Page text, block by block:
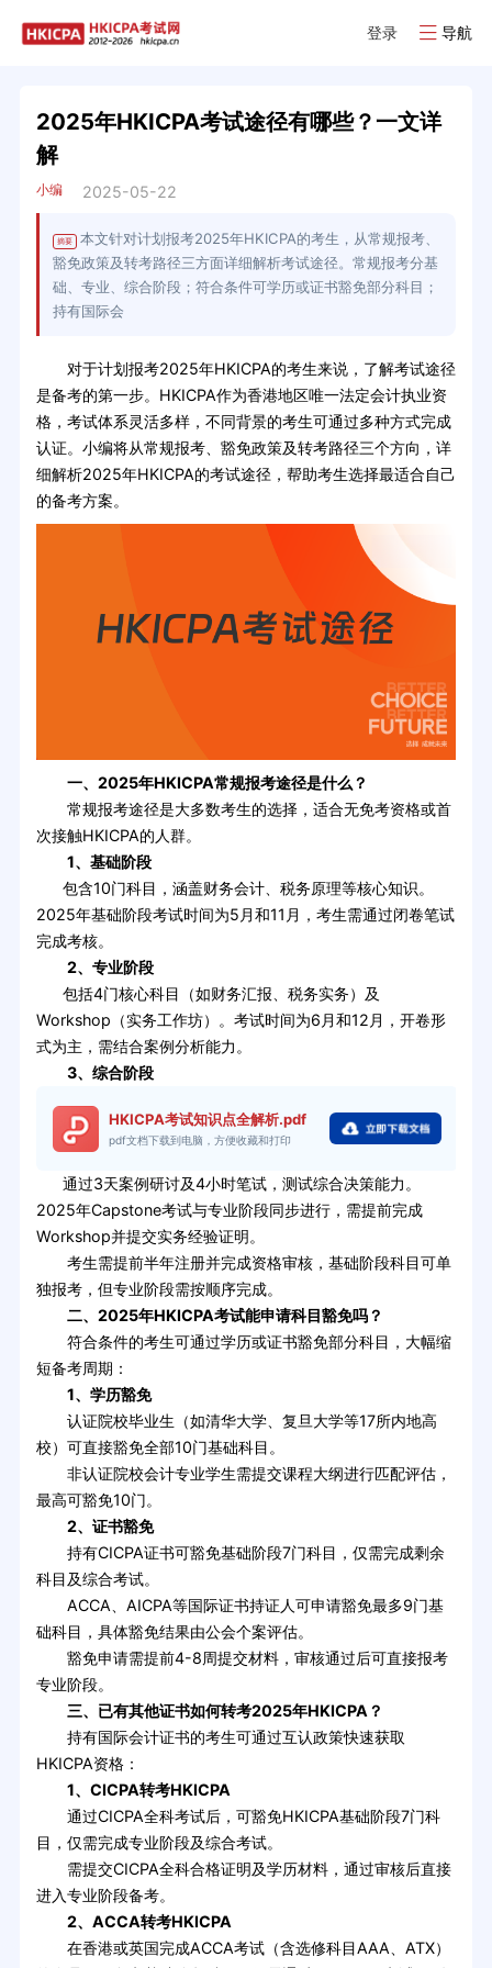
登录 导航
2025年HKICPA考试途径有哪些？一文详
解
小编 2025-05-22
摘要
本文针对计划报考2025年HKICPA的考生，从常规报考、
豁免政策及转考路径三方面详细解析考试途径。常规报考分基
础、专业、综合阶段；符合条件可学历或证书豁免部分科目；
持有国际会
对于计划报考2025年HKICPA的考生来说，了解考试途径
是备考的第一步。HKICPA作为香港地区唯一法定会计执业资
格，考试体系灵活多样，不同背景的考生可通过多种方式完成
认证。小编将从常规报考、豁免政策及转考路径三个方向，详
细解析2025年HKICPA的考试途径，帮助考生选择最适合自己
的备考方案。
一、2025年HKICPA常规报考途径是什么？
常规报考途径是大多数考生的选择，适合无免考资格或首
次接触HKICPA的人群。
1、基础阶段
包含10门科目，涵盖财务会计、税务原理等核心知识。
2025年基础阶段考试时间为5月和11月，考生需通过闭卷笔试
完成考核。
2、专业阶段
包括4门核心科目（如财务汇报、税务实务）及
Workshop（实务工作坊）。考试时间为6月和12月，开卷形
式为主，需结合案例分析能力。
3、综合阶段
HKICPA考试知识点全解析.pdf
pdf文档下载到电脑，方便收藏和打印
通过3天案例研讨及4小时笔试，测试综合决策能力。
2025年Capstone考试与专业阶段同步进行，需提前完成
Workshop并提交实务经验证明。
考生需提前半年注册并完成资格审核，基础阶段科目可单
独报考，但专业阶段需按顺序完成。
二、2025年HKICPA考试能申请科目豁免吗？
符合条件的考生可通过学历或证书豁免部分科目，大幅缩
短备考周期：
1、学历豁免
认证院校毕业生（如清华大学、复旦大学等17所内地高
校）可直接豁免全部10门基础科目。
非认证院校会计专业学生需提交课程大纲进行匹配评估，
最高可豁免10门。
2、证书豁免
持有CICPA证书可豁免基础阶段7门科目，仅需完成剩余
科目及综合考试。
ACCA、AICPA等国际证书持证人可申请豁免最多9门基
础科目，具体豁免结果由公会个案评估。
豁免申请需提前4-8周提交材料，审核通过后可直接报考
专业阶段。
三、已有其他证书如何转考2025年HKICPA？
持有国际会计证书的考生可通过互认政策快速获取
HKICPA资格：
1、CICPA转考HKICPA
通过CICPA全科考试后，可豁免HKICPA基础阶段7门科
目，仅需完成专业阶段及综合考试。
需提交CICPA全科合格证明及学历材料，通过审核后直接
进入专业阶段备考。
2、ACCA转考HKICPA
在香港或英国完成ACCA考试（含选修科目AAA、ATX）